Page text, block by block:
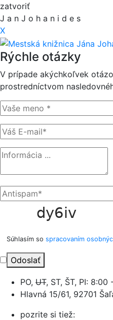
zatvoriť
J a n J o h a n i d e s
X
Rýchle otázky
V prípade akýchkoľvek
prostredníctvom
Súhlasím so spracovaním
Odoslať
PO, UT, ST, ŠT, PI: 8:00
Hlavná 15/61, 92701
pozrite si tiež: